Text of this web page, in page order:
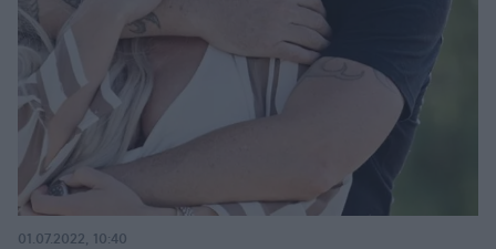
01.07.2022, 10:40